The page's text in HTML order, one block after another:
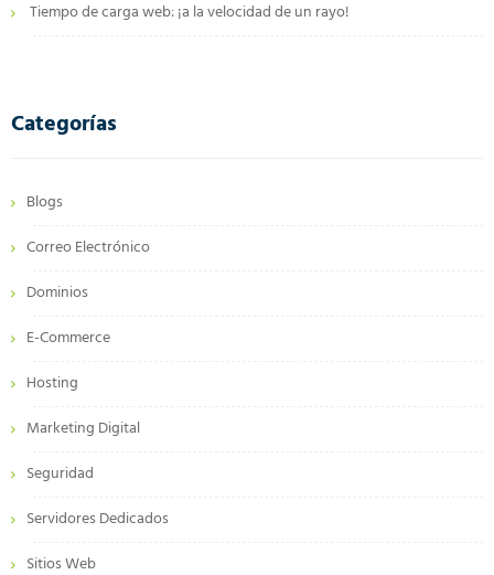
Tiempo de carga web: ¡a la velocidad de un rayo!
Categorías
Blogs
Correo Electrónico
Dominios
E-Commerce
Hosting
Marketing Digital
Seguridad
Servidores Dedicados
Sitios Web